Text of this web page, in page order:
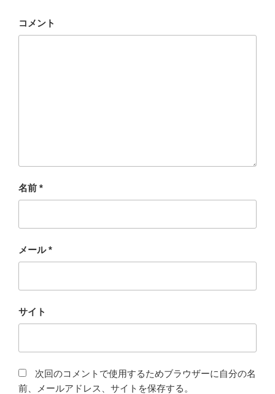
コメント
名前 *
メール*
サイト
次回のコメントで使用するためブラウザーに自分の名
前、メールアドレス、サイトを保存する。